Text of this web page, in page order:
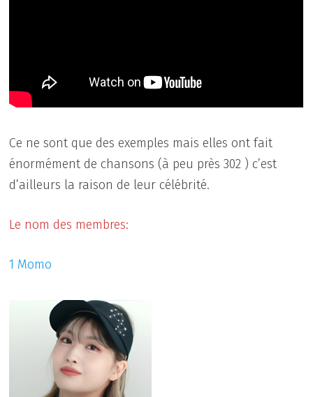
Ce ne sont que des exemples mais elles ont fait
énormément de chansons (à peu près 302 ) c’est
d’ailleurs la raison de leur célébrité.
Le nom des membres:
1 Momo